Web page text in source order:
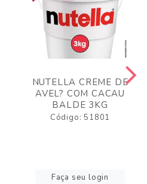
NUTELLA CREME DE
AVEL? COM CACAU
BALDE 3KG
Código: 51801
Faça seu login